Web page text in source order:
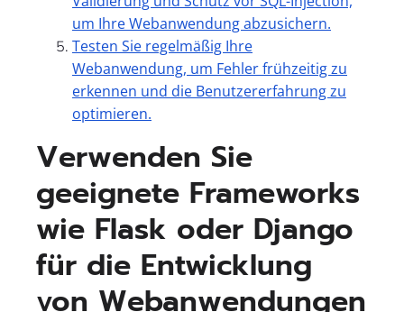
um Ihre Webanwendung abzusichern.
Testen Sie regelmäßig Ihre
Webanwendung, um Fehler frühzeitig zu
erkennen und die Benutzererfahrung zu
optimieren.
Verwenden Sie
geeignete Frameworks
wie Flask oder Django
für die Entwicklung
von Webanwendungen